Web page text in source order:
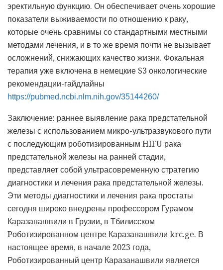
эректильную функцию. Он обеспечивает очень хорошие
показатели выживаемости по отношению к раку,
которые очень сравнимы со стандартными местными
методами лечения, и в то же время почти не вызывает
осложнений, снижающих качество жизни. Фокальная
терапия уже включена в немецкие S3 онкологические
рекомендации-гайдлайны
https://pubmed.ncbi.nlm.nih.gov/35144260/
Заключение: раннее выявление рака предстательной
железы с использованием микро-ультразвукового пути
с последующим роботизированным HIFU рака
предстательной железы на ранней стадии,
представляет собой ультрасовременную стратегию
диагностики и лечения рака предстательной железы.
Эти методы диагностики и лечения рака простаты
сегодня широко внедрены профессором Гурамом
Каразанашвили в Грузии, в Тбилисском
Pоботизированном центре Каразанашвили krc.ge. В
настоящее время, в начале 2023 года,
Роботизированный центр Каразанашвили является